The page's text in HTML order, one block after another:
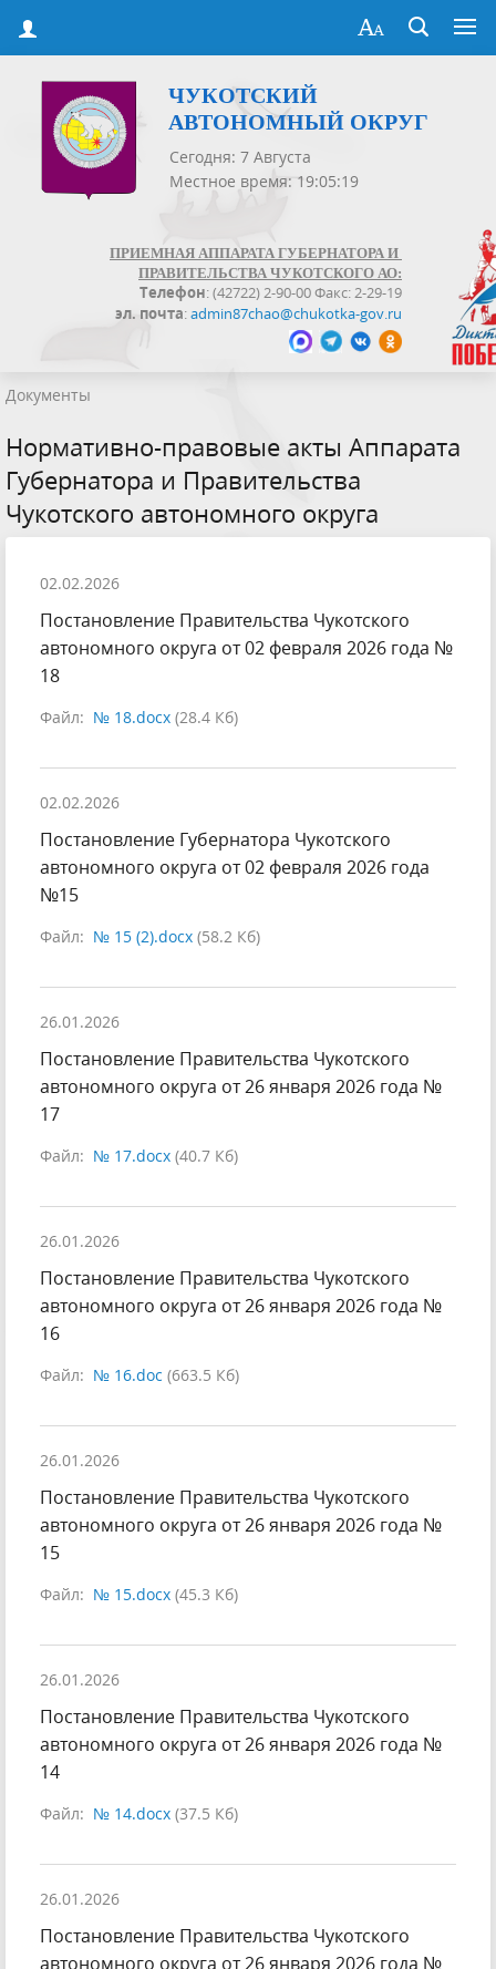
ЧУКОТСКИЙ
АВТОНОМНЫЙ ОКРУГ
Сегодня: 7 Августа
Местное время: 19:05:19
ПРИЕМНАЯ АППАРАТА ГУБЕРНАТОРА И
ПРАВИТЕЛЬСТВА ЧУКОТСКОГО АО:
Телефон: (42722) 2-90-00 Факс: 2-29-19
эл. почта:admin87chao@chukotka-gov.ru
Документы
Нормативно-правовые акты Аппарата
Губернатора и Правительства
Чукотского автономного округа
02.02.2026
Постановление Правительства Чукотского
автономного округа от 02 февраля 2026 года №
18
Файл: № 18.docx (28.4 Кб)
02.02.2026
Постановление Губернатора Чукотского
автономного округа от 02 февраля 2026 года
№15
Файл: № 15 (2).docx (58.2 Кб)
26.01.2026
Постановление Правительства Чукотского
автономного округа от 26 января 2026 года №
17
Файл: № 17.docx (40.7 Кб)
26.01.2026
Постановление Правительства Чукотского
автономного округа от 26 января 2026 года №
16
Файл: № 16.doc (663.5 Кб)
26.01.2026
Постановление Правительства Чукотского
автономного округа от 26 января 2026 года №
15
Файл: № 15.docx (45.3 Кб)
26.01.2026
Постановление Правительства Чукотского
автономного округа от 26 января 2026 года №
14
Файл: № 14.docx (37.5 Кб)
26.01.2026
Постановление Правительства Чукотского
автономного округа от 26 января 2026 года №